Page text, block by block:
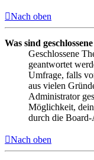
Nach oben
Was sind
Geschlossene
geantwortet
Umfrage, falls
aus vielen
Administrator
Möglichkeit,
durch die
Nach oben